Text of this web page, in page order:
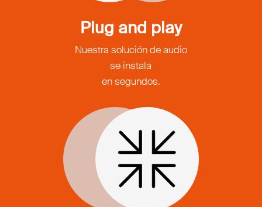
Plug and play
Nuestra solución de audio
se instala
en segundos.